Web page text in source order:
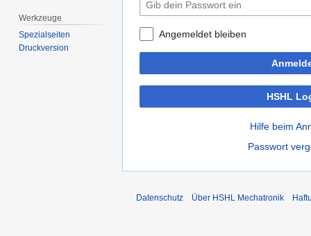
Angemeldet bleiben
HSHL
Hilfe beim
Passwort
Werkzeuge
Spezialseiten
Druckversion
Datenschutz Über HSHL Mechatronik